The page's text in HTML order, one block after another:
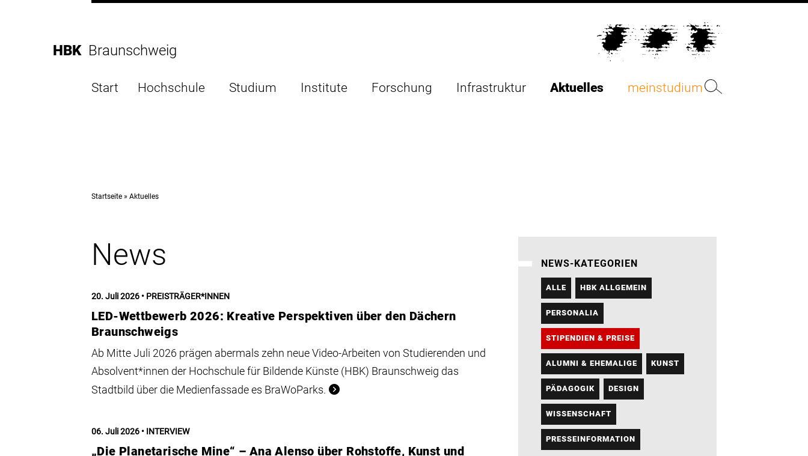
Hauptnavigation
HBK Braunschweig
Start Hochschule Studium Institute Forschung Infrastruktur Aktuelles meinstudium
Startseite Aktuelles
News
20. Juli 2026 PREISTRÄGER*INNEN
LED-Wettbewerb 2026: Kreative Perspektiven über den Dächern
Braunschweigs
Ab Mitte Juli 2026 prägen abermals zehn neue Video-Arbeiten von Studierenden und
Absolvent*innen der Hochschule für Bildende Künste (HBK) Braunschweig das
Stadtbild über die Medienfassade es BraWoParks.
06. Juli 2026 INTERVIEW
„Die Planetarische Mine“ – Ana Alenso über Rohstoffe, Kunst und
NEWS-KATEGORIEN
ALLE HBK ALLGEMEIN
PERSONALIA
STIPENDIEN & PREISE
ALUMNI & EHEMALIGE KUNST
PÄDAGOGIK DESIGN
WISSENSCHAFT
PRESSEINFORMATION